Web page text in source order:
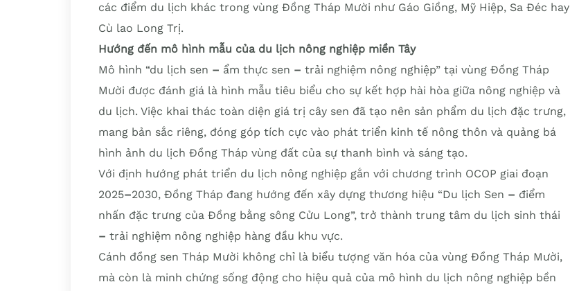
các điểm du lịch khác trong vùng Đồng Tháp Mười như Gáo Giồng, Mỹ Hiệp, Sa Đéc hay
Cù lao Long Trị.
Hướng đến mô hình mẫu của du lịch nông nghiệp miền Tây
Mô hình “du lịch sen – ẩm thực sen – trải nghiệm nông nghiệp” tại vùng Đồng Tháp
Mười được đánh giá là hình mẫu tiêu biểu cho sự kết hợp hài hòa giữa nông nghiệp và
du lịch. Việc khai thác toàn diện giá trị cây sen đã tạo nên sản phẩm du lịch đặc trưng,
mang bản sắc riêng, đóng góp tích cực vào phát triển kinh tế nông thôn và quảng bá
hình ảnh du lịch Đồng Tháp vùng đất của sự thanh bình và sáng tạo.
Với định hướng phát triển du lịch nông nghiệp gắn với chương trình OCOP giai đoạn
2025–2030, Đồng Tháp đang hướng đến xây dựng thương hiệu “Du lịch Sen – điểm
nhấn đặc trưng của Đồng bằng sông Cửu Long”, trở thành trung tâm du lịch sinh thái
– trải nghiệm nông nghiệp hàng đầu khu vực.
Cánh đồng sen Tháp Mười không chỉ là biểu tượng văn hóa của vùng Đồng Tháp Mười,
mà còn là minh chứng sống động cho hiệu quả của mô hình du lịch nông nghiệp bền